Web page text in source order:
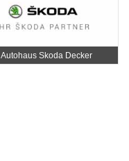
Autohaus Skoda Decker